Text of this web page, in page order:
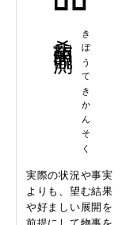
きぼうてきかんそく
実際の状況や事実
よりも、望む結果
や好ましい展開を